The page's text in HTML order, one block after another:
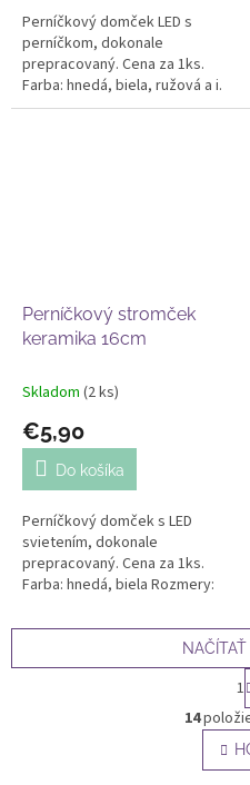
Perníčkový domček LED s
perníčkom, dokonale
prepracovaný. Cena za 1ks.
Farba: hnedá, biela, ružová a i.
Rozmery: výška 13cm, šírka
Perníčkový stromček
keramika 16cm
Skladom (2 ks)
€5,90
Do košíka
Perníčkový domček s LED
svietením, dokonale
prepracovaný. Cena za 1ks.
Farba: hnedá, biela Rozmery:
1
14